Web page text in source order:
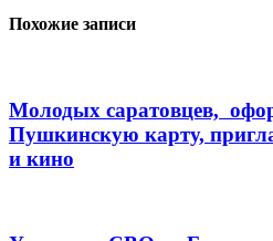
Похожие записи
Молодых саратовцев,
Пушкинскую карту,
и кино